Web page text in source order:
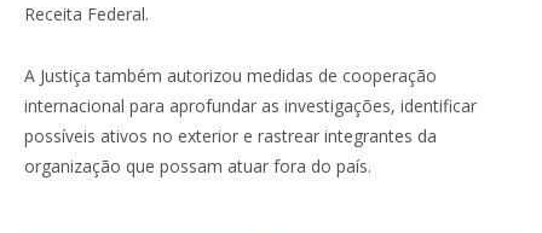
Receita Federal.
A Justiça também autorizou medidas de cooperação
internacional para aprofundar as investigações, identificar
possíveis ativos no exterior e rastrear integrantes da
organização que possam atuar fora do país.